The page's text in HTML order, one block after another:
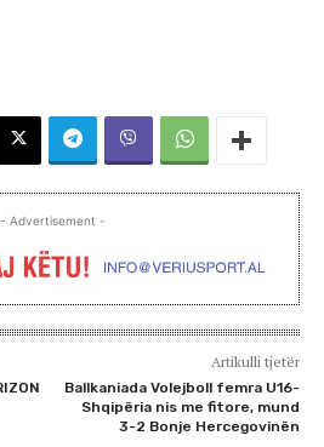
- Advertisement -
Artikulli tjetër
Ballkaniada Volejboll femra U16-
Shqipëria nis me fitore, mund
3-2 Bonje Hercegovinën